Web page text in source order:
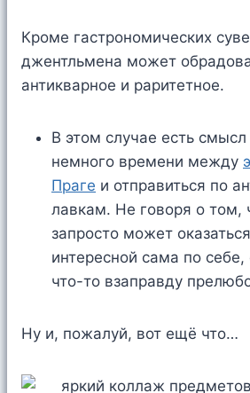
Кроме гастрономических
джентльмена может
антикварное и раритетное.
В этом случае есть
немного времени между
Праге и отправиться по
лавкам. Не говоря о том,
запросто может
интересной сама по себе,
что-то взаправду
Ну и, пожалуй, вот ещё что…